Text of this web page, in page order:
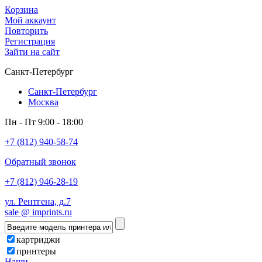
Корзина
Мой аккаунт
Повторить
Регистрация
Зайти на сайт
Санкт-Петербург
Санкт-Петербург
Москва
Пн - Пт 9:00 - 18:00
+7 (812) 940-58-74
Обратный звонок
+7 (812) 946-28-19
ул. Рентгена, д.7
sale @ imprints.ru
картриджи
принтеры